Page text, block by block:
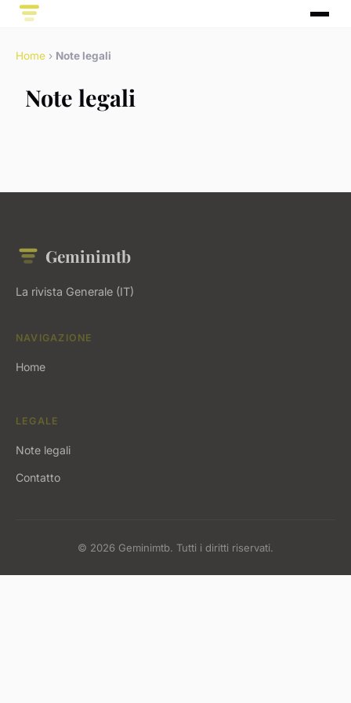
Home › Note legali
Note legali
Geminimtb
La rivista Generale (IT)
NAVIGAZIONE
Home
LEGALE
Note legali
Contatto
© 2026 Geminimtb. Tutti i diritti riservati.